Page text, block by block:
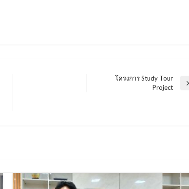
โครงการ Study Tour
Project